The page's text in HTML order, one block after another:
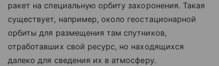
ракет на специальную орбиту захоронения. Такая
существует, например, около геостационарной
орбиты для размещения там спутников,
отработавших свой ресурс, но находящихся
далеко для сведения их в атмосферу.